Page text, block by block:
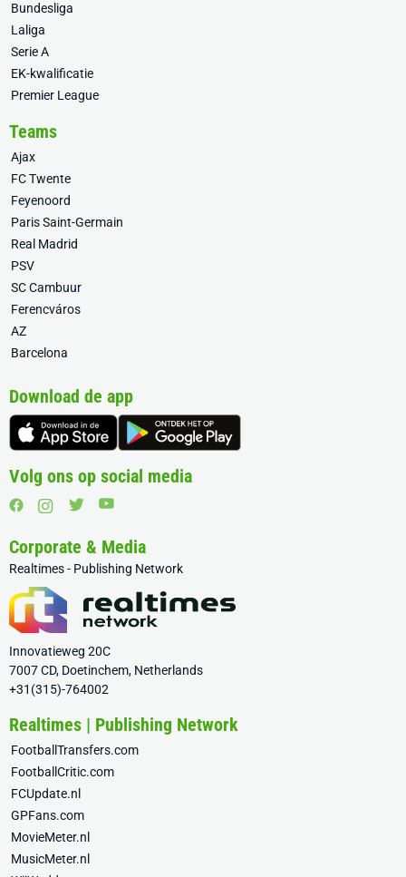
Bundesliga
Laliga
Serie A
EK-kwalificatie
Premier League
Teams
Ajax
FC Twente
Feyenoord
Paris Saint-Germain
Real Madrid
PSV
SC Cambuur
Ferencváros
AZ
Barcelona
Download de app
Volg ons op social media
Corporate & Media
Realtimes - Publishing Network
Innovatieweg 20C
7007 CD, Doetinchem, Netherlands
+31(315)-764002
Realtimes | Publishing Network
FootballTransfers.com
FootballCritic.com
FCUpdate.nl
GPFans.com
MovieMeter.nl
MusicMeter.nl